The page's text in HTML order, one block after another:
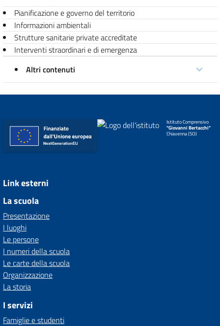
Pianificazione e governo del territorio
Informazioni ambientali
Strutture sanitarie private accreditate
Interventi straordinari e di emergenza
Altri contenuti
Istituto Comprensivo
"Giovanni Bertacchi"
Chiavenna (SO)
Link esterni
La scuola
Presentazione
I luoghi
Le persone
I numeri della scuola
Le carte della scuola
Organizzazione
La storia
I servizi
Famiglie e studenti